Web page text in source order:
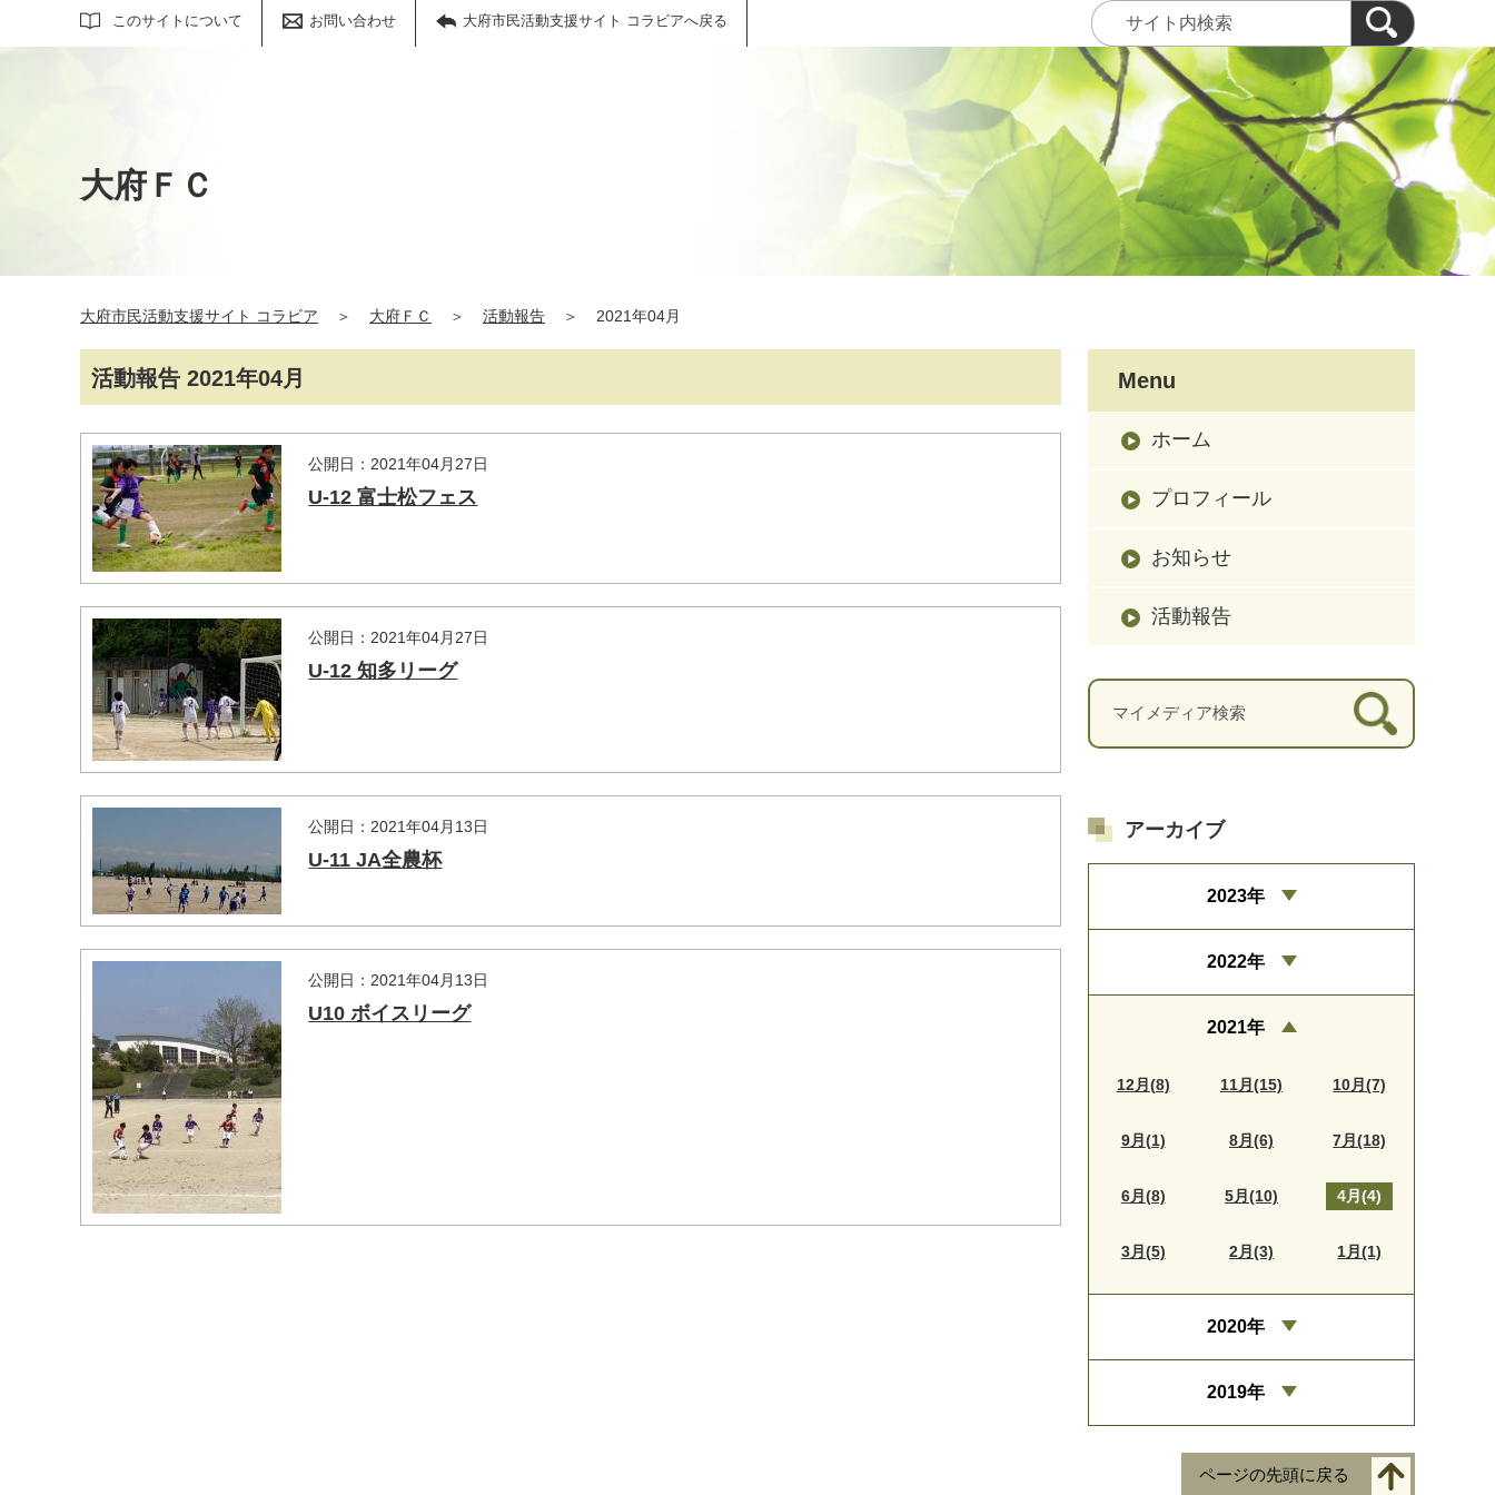
このサイトについて お問い合わせ 大府市民活動支援サイト コラビアへ戻る
サイト内検索
大府ＦＣ
大府市民活動支援サイト コラビア ＞ 大府ＦＣ ＞ 活動報告 ＞ 2021年04月
活動報告 2021年04月
公開日：2021年04月27日
U-12 富士松フェス
公開日：2021年04月27日
U-12 知多リーグ
公開日：2021年04月13日
U-11 JA全農杯
公開日：2021年04月13日
U10 ボイスリーグ
Menu
ホーム
プロフィール
お知らせ
活動報告
マイメディア検索
アーカイブ
2023年
2022年
2021年
12月(8) 11月(15) 10月(7)
9月(1) 8月(6) 7月(18)
6月(8) 5月(10) 4月(4)
3月(5) 2月(3) 1月(1)
2020年
2019年
ページの先頭に戻る